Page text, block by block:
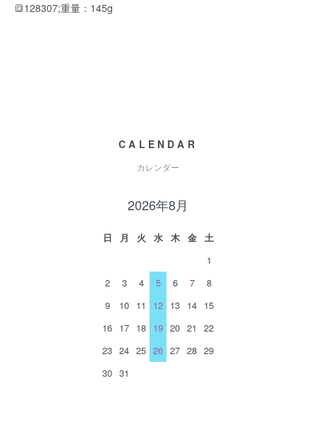
🔳128307;重量：145g
CALENDAR
カレンダー
2026年8月
日 月 火 水 木 金
土
1
2
3 4 5 6 7
8
9
10 11 12 13 14 15
16 17 18 19 20 21
22
23 24 25 26 27 28 29
30 31